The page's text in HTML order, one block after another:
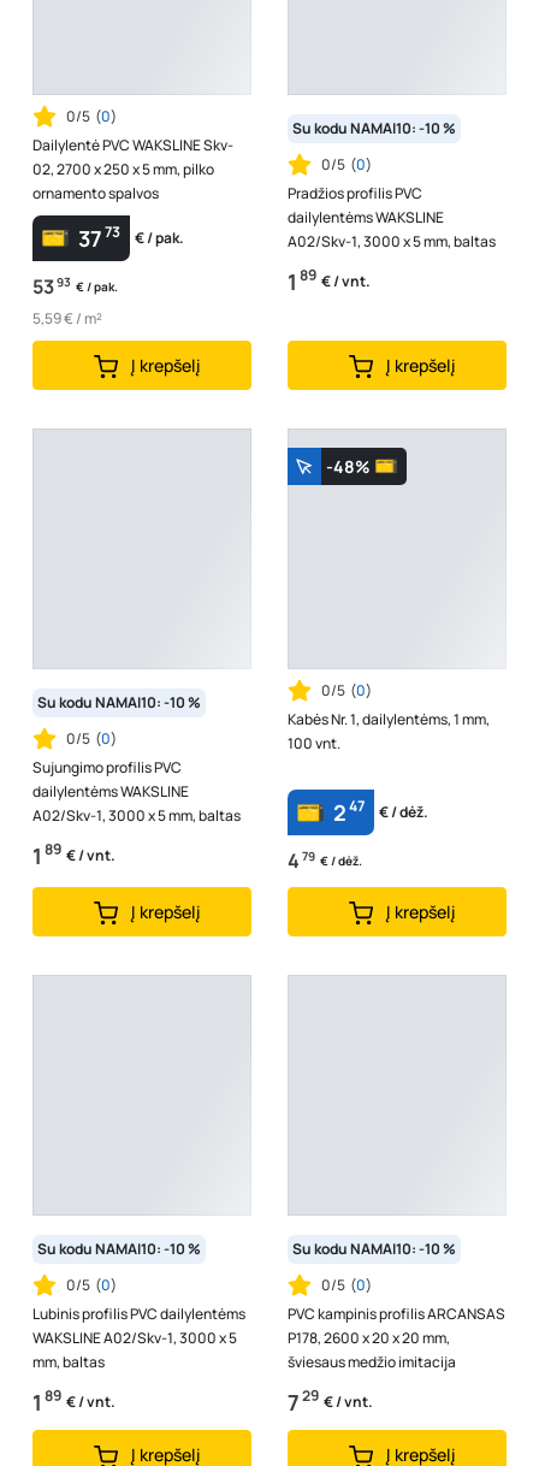
0/5 (0)
Dailylentė PVC WAKSLINE Skv-
02, 2700 x 250 x 5 mm, pilko
ornamento spalvos
3773 € / pak.
5393 € / pak.
5,59 € / m²
Į krepšelį
Su kodu NAMAI10: -10 %
0/5 (0)
Pradžios profilis PVC
dailylentėms WAKSLINE
A02/Skv-1, 3000 x 5 mm, baltas
1 89 € / vnt.
Į krepšelį
Su kodu NAMAI10: -10 %
0/5 (0)
Sujungimo profilis PVC
dailylentėms WAKSLINE
A02/Skv-1, 3000 x 5 mm, baltas
1 89 € / vnt.
Į krepšelį
-48%
0/5 (0)
Kabės Nr. 1, dailylentėms, 1 mm,
100 vnt.
247 € / dėž.
4 79 € / dėž.
Į krepšelį
Su kodu NAMAI10: -10 %
0/5 (0)
Lubinis profilis PVC dailylentėms
WAKSLINE A02/Skv-1, 3000 x 5
mm, baltas
1 89 € / vnt.
Į krepšelį
Su kodu NAMAI10: -10 %
0/5 (0)
PVC kampinis profilis ARCANSAS
P178, 2600 x 20 x 20 mm,
šviesaus medžio imitacija
729 € / vnt.
Į krepšelį